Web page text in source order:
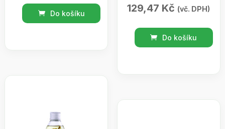
Koupelový
olej
Do košíku 129,47 Kč (vč. DPH)
Konopný
relaxační
Do košíku